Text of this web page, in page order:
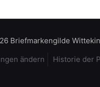
Briefmarkengilde
ändern Historie der